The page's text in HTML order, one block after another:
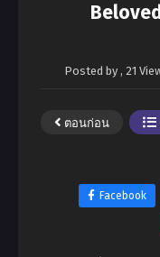
Posted by , 21
ตอนก่อน
Facebook